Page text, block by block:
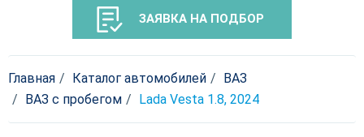
ЗАЯВКА НА ПОДБОР
Главная Каталог автомобилей
ВАЗ
ВАЗ с пробегом
Lada Vesta 1.8, 2024